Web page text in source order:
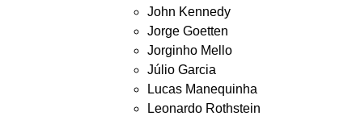
John Kennedy
Jorge Goetten
Jorginho Mello
Júlio Garcia
Lucas Manequinha
Leonardo Rothstein